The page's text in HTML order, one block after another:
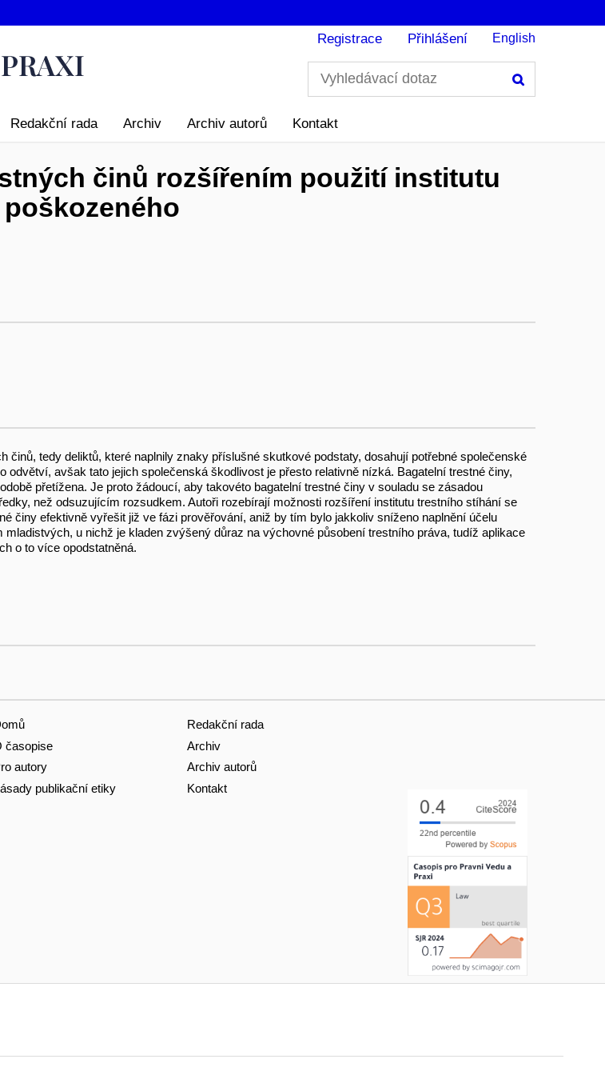
Registrace Přihlášení English
Redakční rada Archiv Archiv autorů Kontakt
činů rozšířením použití institutu
tedy deliktů, které naplnily znaky příslušné skutkové podstaty, dosahují potřebné společenské
avšak tato jejich společenská škodlivost je přesto relativně nízká. Bagatelní trestné činy,
přetížena. Je proto žádoucí, aby takovéto bagatelní trestné činy v souladu se zásadou
než odsuzujícím rozsudkem. Autoři rozebírají možnosti rozšíření institutu trestního stíhání se
činy efektivně vyřešit již ve fázi prověřování, aniž by tím bylo jakkoliv sníženo naplnění účelu
u nichž je kladen zvýšený důraz na výchovné působení trestního práva, tudíž aplikace
o to více opodstatněná.
časopise
autory
publikační etiky
Redakční rada
Archiv
Archiv autorů
Kontakt